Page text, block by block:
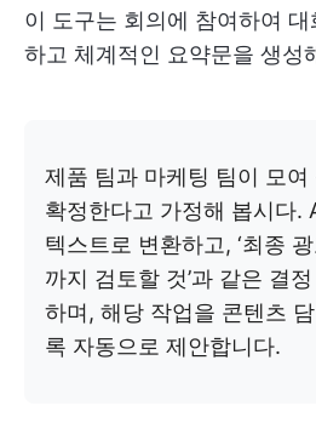
이 도구는 회의에 참여하여
하고 체계적인 요약문을 생성
제품 팀과 마케팅 팀이 모여
확정한다고 가정해 봅시다.
텍스트로 변환하고, ‘최종
까지 검토할 것’과 같은 결
하며, 해당 작업을 콘텐츠
록 자동으로 제안합니다.